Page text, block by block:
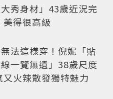
秀身材」43歲近況完
美得很高級
法這樣穿！倪妮「貼
一覽無遺」38歲尺度
又火辣散發獨特魅力